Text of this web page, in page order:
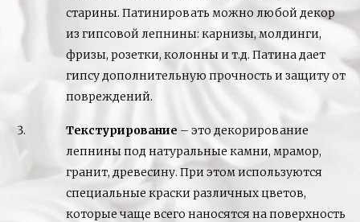
старины. Патинировать можно любой декор
из гипсовой лепнины: карнизы, молдинги,
фризы, розетки, колонны и т.д. Патина дает
гипсу дополнительную прочность и защиту от
повреждений.
Текстурирование – это декорирование
лепнины под натуральные камни, мрамор,
гранит, древесину. При этом используются
специальные краски различных цветов,
которые чаще всего наносятся на поверхность